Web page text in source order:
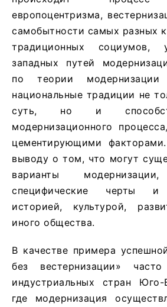
европоцентризма,
самобытности самых разных
традиционных социумов,
западных путей
по теории модернизации
национальные традиции не
суть, но и
модернизационного
цементирующими
выводу о том, что могут
варианты
специфические черты и
историей, культурой,
иного общества.
В качестве примера
без вестернизации»
индустриальных стран
где модернизация